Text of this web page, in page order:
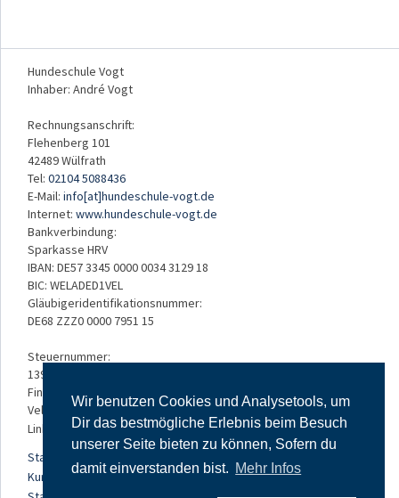
Wir benutzen Cookies und Analysetools, um
Dir das bestmögliche Erlebnis beim Besuch
unserer Seite bieten zu können, Sofern du
damit einverstanden bist. Mehr Infos
Hundeschule Vogt
Inhaber: André Vogt
Rechnungsanschrift:
Flehenberg 101
42489 Wülfrath
Tel: 02104 5088436
E-Mail: info[at]hundeschule-vogt.de
Internet: www.hundeschule-vogt.de
Bankverbindung:
Sparkasse HRV
IBAN: DE57 3345 0000 0034 3129 18
BIC: WELADED1VEL
Gläubigeridentifikationsnummer:
DE68 ZZZ0 0000 7951 15
Steuernummer:
139/5234/3050
Finanzamt:
Velbert
Links:
Startseite
Kursangebot